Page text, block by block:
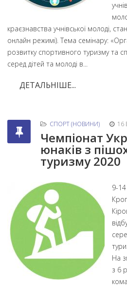
краєзнавства учнівської молоді,
онлайн режимі). Тема семінару:
розвитку спортивного туризму та
серед дітей та молоді в...
ДЕТАЛЬНІШЕ...
СПОРТ (НОВИНИ) 16
Чемпіонат
юнаків з
туризму 2020
9-
На
з 6